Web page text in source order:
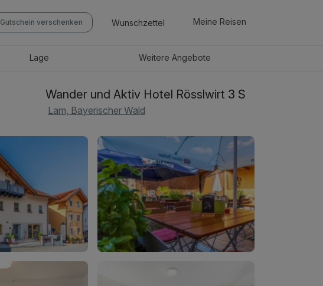
Gutschein verschenken Wunschzettel Meine Reisen
Lage WeitereAngebote
Wander und Aktiv Hotel Rösslwirt 3 S
Lam, Bayerischer Wald